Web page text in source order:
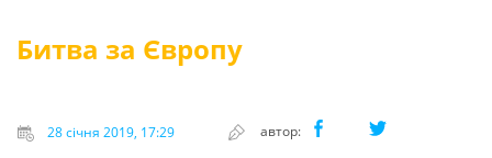
Битва за Європу
28 січня 2019, 17:29 автор: